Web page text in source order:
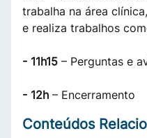
trabalha na área
e realiza trabalhos
- 11h15 – Perguntas e
- 12h – Encerramento
Conteúdos